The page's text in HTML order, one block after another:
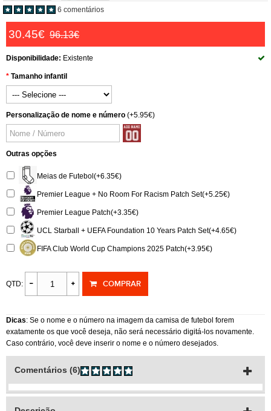
6 comentários
30.45€ 96.13€
Disponibilidade: Existente
Tamanho infantil
Personalização de nome e número (+5.95€)
Outras opções
Meias de Futebol(+6.35€)
Premier League + No Room For Racism Patch Set(+5.25€)
Premier League Patch(+3.35€)
UCL Starball + UEFA Foundation 10 Years Patch Set(+4.65€)
FIFA Club World Cup Champions 2025 Patch(+3.95€)
QTD: COMPRAR
Dicas: Se o nome e o número na imagem da camisa de futebol forem
exatamente os que você deseja, não será necessário digitá-los novamente.
Caso contrário, você deve inserir o nome e o número desejados.
Comentários (6)